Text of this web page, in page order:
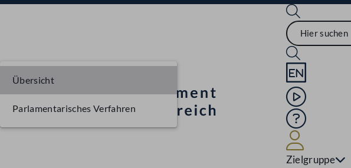
Sprache English
Mediathek
Hilfe
Zielgruppe
Übersicht
Parlamentarisches Verfahren